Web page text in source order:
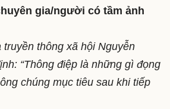
gia/người có tầm ảnh
truyền thông xã hội Nguyễn
“Thông điệp là những gì đọng
chúng mục tiêu sau khi tiếp